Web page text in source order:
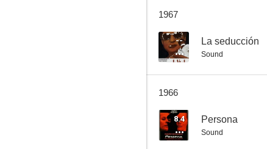
1967
-- La seducción
Sound
1966
8.4 Persona
Sound